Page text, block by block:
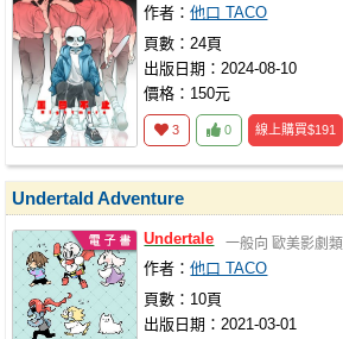
作者：他口 TACO
頁數：24頁
出版日期：2024-08-10
價格：150元
3 0 線上購買$191
Undertald Adventure
Undertale 一般向 歐美影劇類
作者：他口 TACO
頁數：10頁
出版日期：2021-03-01